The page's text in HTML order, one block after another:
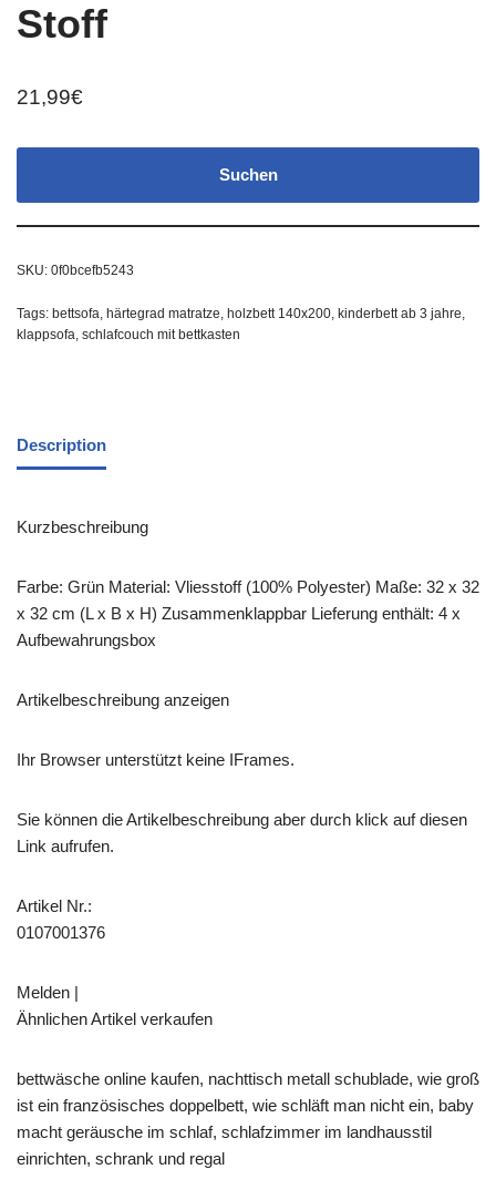
Stoff
21,99€
Suchen
SKU: 0f0bcefb5243
Tags: bettsofa, härtegrad matratze, holzbett 140x200, kinderbett ab 3 jahre,
klappsofa, schlafcouch mit bettkasten
Description
Kurzbeschreibung
Farbe: Grün Material: Vliesstoff (100% Polyester) Maße: 32 x 32
x 32 cm (L x B x H) Zusammenklappbar Lieferung enthält: 4 x
Aufbewahrungsbox
Artikelbeschreibung anzeigen
Ihr Browser unterstützt keine IFrames.
Sie können die Artikelbeschreibung aber durch klick auf diesen
Link aufrufen.
Artikel Nr.:
0107001376
Melden |
Ähnlichen Artikel verkaufen
bettwäsche online kaufen, nachttisch metall schublade, wie groß
ist ein französisches doppelbett, wie schläft man nicht ein, baby
macht geräusche im schlaf, schlafzimmer im landhausstil
einrichten, schrank und regal